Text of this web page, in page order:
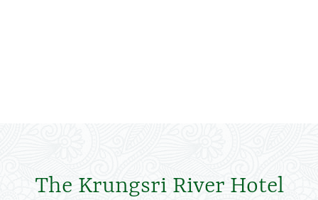
The Krungsri River Hotel